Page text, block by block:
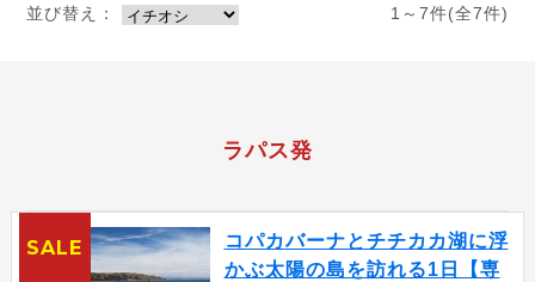
並び替え： 1～7件(全7件)
ラパス発
コパカバーナとチチカカ湖に浮
かぶ太陽の島を訪れる1日【専
SALE